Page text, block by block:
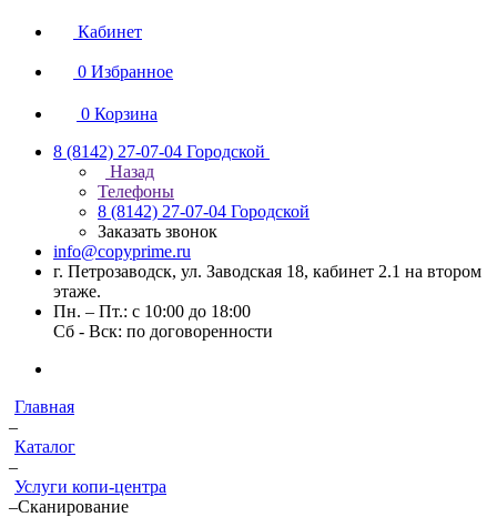
Кабинет
0 Избранное
0 Корзина
8 (8142) 27-07-04 Городской
Назад
Телефоны
8 (8142) 27-07-04 Городской
Заказать звонок
info@copyprime.ru
г. Петрозаводск, ул. Заводская 18, кабинет 2.1 на втором
этаже.
Пн. – Пт.: с 10:00 до 18:00
Сб - Вск: по договоренности
Главная
–
Каталог
–
Услуги копи-центра
–Сканирование